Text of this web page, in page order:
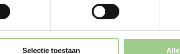
Selectie toestaan
aangemoedigd om salarisinformatie
en voorkomt ongelijkheid.